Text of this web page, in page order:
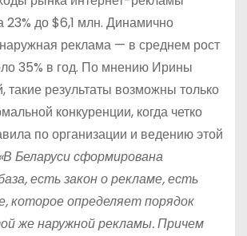
23% до $6,1 млн. Динамично
реклама — в среднем рост
35% в год. По мнению Ирины
результаты возможны только
конкуренции, когда четко
по организации и ведению этой
«В Беларуси сформирована
есть закон о рекламе, есть
которое определяет порядок
же наружной рекламы. Причем